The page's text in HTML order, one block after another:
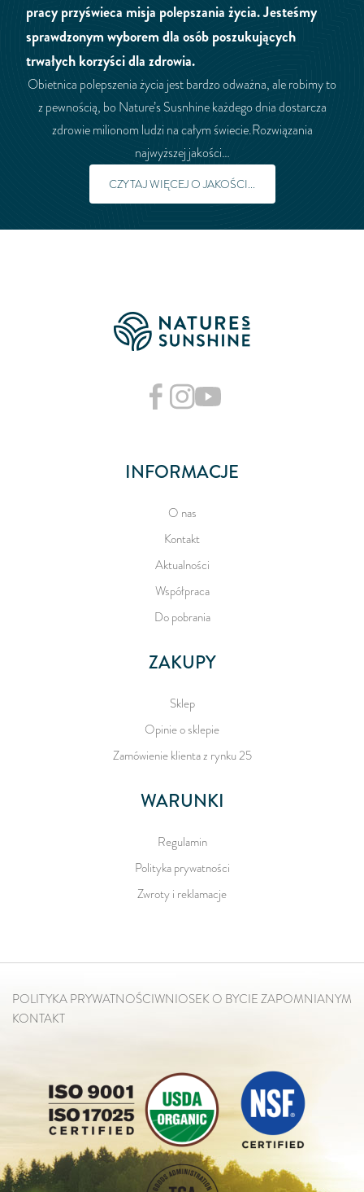
pracy przyświeca misja polepszania życia. Jesteśmy
sprawdzonym wyborem dla osób poszukujących
trwałych korzyści dla zdrowia.
Obietnica polepszenia życia jest bardzo odważna, ale robimy to
z pewnością, bo Nature’s Susnhine każdego dnia dostarcza
zdrowie milionom ludzi na całym świecie.Rozwiązania
najwyższej jakości…
CZYTAJ WIĘCEJ O JAKOŚCI...
INFORMACJE
O nas
Kontakt
Aktualności
Współpraca
Do pobrania
ZAKUPY
Sklep
Opinie o sklepie
Zamówienie klienta z rynku 25
WARUNKI
Regulamin
Polityka prywatności
Zwroty i reklamacje
POLITYKA PRYWATNOŚCIWNIOSEK O BYCIE ZAPOMNIANYM
KONTAKT